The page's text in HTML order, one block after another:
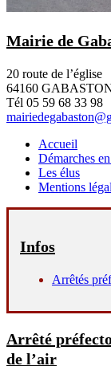
Mairie de
20 route de l’église
64160
Tél 05 59 68 33 98
Accueil
Démarches
Les élus
Mentions
Infos
Arrêtés
Arrêté
de l’air